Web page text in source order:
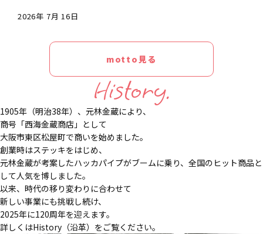
2026年 7月 16日
motto見る
History.
1905年（明治38年）、元林金蔵により、
商号「西海金蔵商店」として
大阪市東区松屋町で商いを始めました。
創業時はステッキをはじめ、
元林金蔵が考案したハッカパイプがブームに乗り、全国のヒット商品と
して人気を博しました。
以来、時代の移り変わりに合わせて
新しい事業にも挑戦し続け、
2025年に120周年を迎えます。
詳しくはHistory（沿革）をご覧ください。